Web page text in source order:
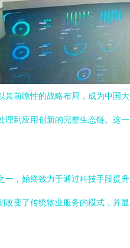
前瞻性的战略布局，成为中国
到应用创新的完整生态链。这
，始终致力于通过科技手段提
变了传统物业服务的模式，并